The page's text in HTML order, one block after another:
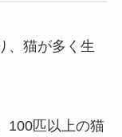
、猫が多く生
100匹以上の猫